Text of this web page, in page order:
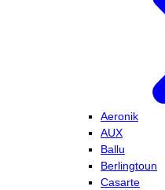
Aeronik
AUX
Ballu
Berlingtoun
Casarte